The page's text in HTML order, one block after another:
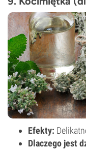
Efekty:
Dlaczego jest